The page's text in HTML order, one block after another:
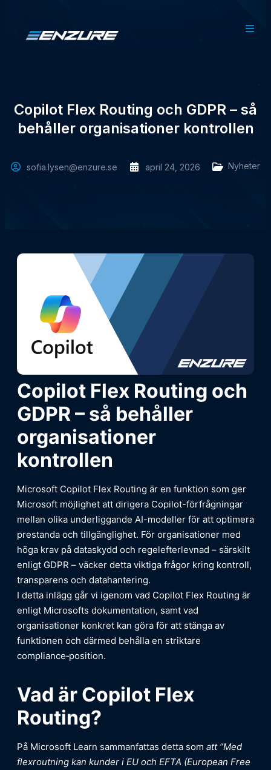
Copilot Flex Routing och GDPR – så
behåller organisationer kontrollen
sofia.lysen@enzure.se april 24, 2026 Nyheter
Copilot Flex Routing och
GDPR – så behåller
organisationer
kontrollen
Microsoft Copilot Flex Routing är en funktion som ger
Microsoft möjlighet att dirigera Copilot-förfrågningar
mellan olika underliggande AI-modeller för att optimera
prestanda och tillgänglighet. För organisationer med
höga krav på dataskydd och regelefterlevnad – särskilt
enligt GDPR – väcker detta viktiga frågor kring kontroll,
transparens och datahantering.
I detta inlägg går vi igenom vad Copilot Flex Routing är
enligt Microsofts dokumentation, samt vad
organisationer konkret kan göra för att stänga av
funktionen och därmed behålla en striktare
compliance‑position.
Vad är Copilot Flex
Routing?
På Microsoft Learn sammanfattas detta som att ”Med
flexroutning kan kunder i EU och EFTA (European Free